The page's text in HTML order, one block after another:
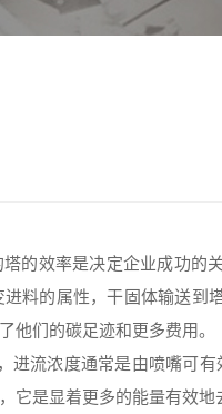
的效率是决定企业成功的
料的属性，干固体输送到
他们的碳足迹和更多费用。
进流浓度通常是由喷嘴可
是显着更多的能量有效地